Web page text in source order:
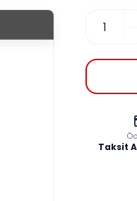
Taksit